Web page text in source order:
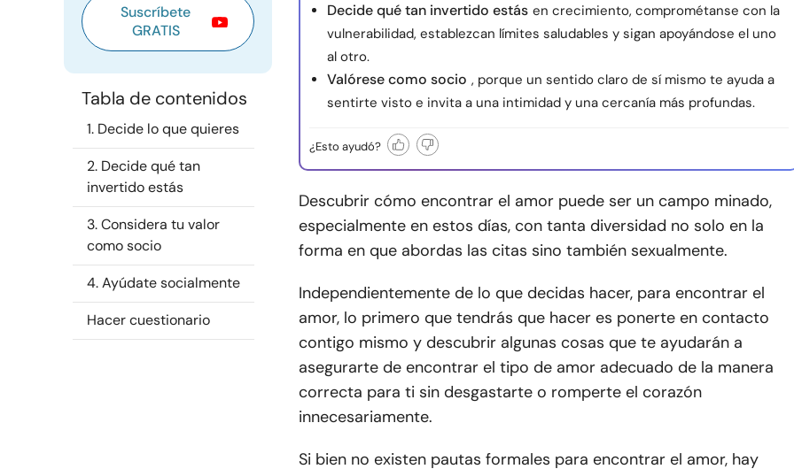
Suscríbete
GRATIS
Tabla de contenidos
1. Decide lo que quieres
2. Decide qué tan
invertido estás
3. Considera tu valor
como socio
4. Ayúdate socialmente
Hacer cuestionario
Decide qué tan invertido estás en crecimiento, comprométanse con la
vulnerabilidad, establezcan límites saludables y sigan apoyándose el uno
al otro.
Valórese como socio , porque un sentido claro de sí mismo te ayuda a
sentirte visto e invita a una intimidad y una cercanía más profundas.
¿Esto ayudó?
Descubrir cómo encontrar el amor puede ser un campo minado,
especialmente en estos días, con tanta diversidad no solo en la
forma en que abordas las citas sino también sexualmente.
Independientemente de lo que decidas hacer, para encontrar el
amor, lo primero que tendrás que hacer es ponerte en contacto
contigo mismo y descubrir algunas cosas que te ayudarán a
asegurarte de encontrar el tipo de amor adecuado de la manera
correcta para ti sin desgastarte o romperte el corazón
innecesariamente.
Si bien no existen pautas formales para encontrar el amor, hay